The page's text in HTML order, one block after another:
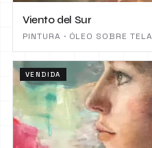
Viento del Sur
PINTURA · ÓLEO SOBRE TELA
VENDIDA